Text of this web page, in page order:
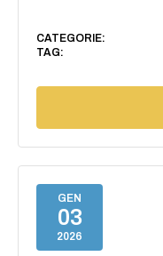
CATEGORIE:
TAG:
GEN
03
2026